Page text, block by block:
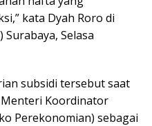
kata Dyah Roro di
Selasa
subsidi tersebut saat
Koordinator
Perekonomian) sebagai